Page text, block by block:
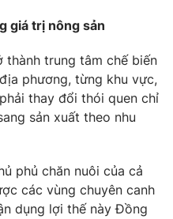
Hạnh, Phạm Quốc Thắng,
355 932
giá trị nông sản
thành trung tâm chế biến
phương, từng khu vực,
thay đổi thói quen chỉ
sản xuất theo nhu
phủ chăn nuôi của cả
các vùng chuyên canh
dụng lợi thế này Đồng